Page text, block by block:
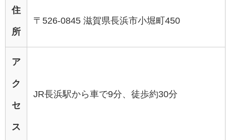
住
所
〒526-0845 滋賀県長浜市小堀町450
ア
ク
セ
ス
JR長浜駅から車で9分、徒歩約30分